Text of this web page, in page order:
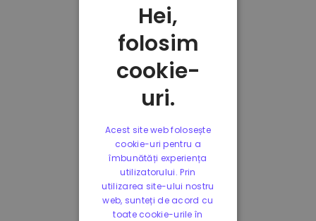
Hei,
folosim
cookie-
uri.
Acest site web folosește
cookie-uri pentru a
îmbunătăți experiența
utilizatorului. Prin
utilizarea site-ului nostru
web, sunteți de acord cu
toate cookie-urile în